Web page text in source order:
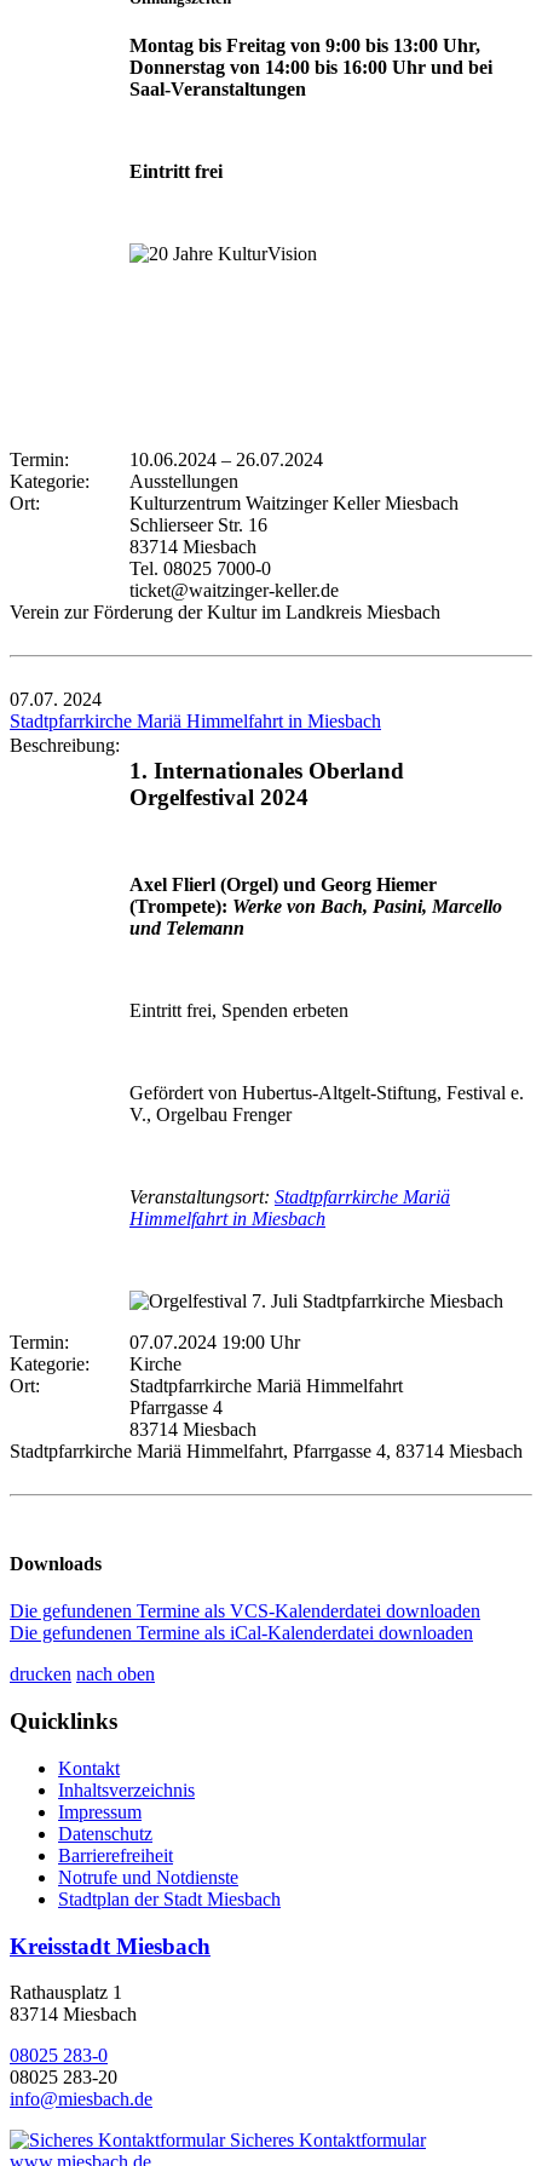
Montag bis Freitag von 9:00 bis 13:00 Uhr,
Donnerstag von 14:00 bis 16:00 Uhr und bei
Saal-Veranstaltungen
Eintritt frei
Termin: 10.06.2024 – 26.07.2024
Kategorie:
Ausstellungen
Ort:
Kulturzentrum Waitzinger Keller Miesbach
Schlierseer Str. 16
83714 Miesbach
Tel. 08025 7000-0
ticket@waitzinger-keller.de
Verein zur Förderung der Kultur im Landkreis Miesbach
07.07. 2024
Stadtpfarrkirche Mariä Himmelfahrt in Miesbach
Beschreibung:
1. Internationales Oberland
Orgelfestival 2024
Axel Flierl (Orgel) und Georg Hiemer
(Trompete): Werke von Bach, Pasini, Marcello
und Telemann
Eintritt frei, Spenden erbeten
Gefördert von Hubertus-Altgelt-Stiftung, Festival e.
V., Orgelbau Frenger
Veranstaltungsort: Stadtpfarrkirche Mariä
Himmelfahrt in Miesbach
Termin:
07.07.2024 19:00 Uhr
Kategorie:
Kirche
Ort:
Stadtpfarrkirche Mariä Himmelfahrt
Pfarrgasse 4
83714 Miesbach
Stadtpfarrkirche Mariä Himmelfahrt, Pfarrgasse 4, 83714 Miesbach
Downloads
Die gefundenen Termine als VCS-Kalenderdatei downloaden
Die gefundenen Termine als iCal-Kalenderdatei downloaden
drucken nach oben
Quicklinks
Kontakt
Inhaltsverzeichnis
Impressum
Datenschutz
Barrierefreiheit
Notrufe und Notdienste
Stadtplan der Stadt Miesbach
Kreisstadt Miesbach
Rathausplatz 1
83714 Miesbach
08025 283-0
08025 283-20
info@miesbach.de
Sicheres Kontaktformular